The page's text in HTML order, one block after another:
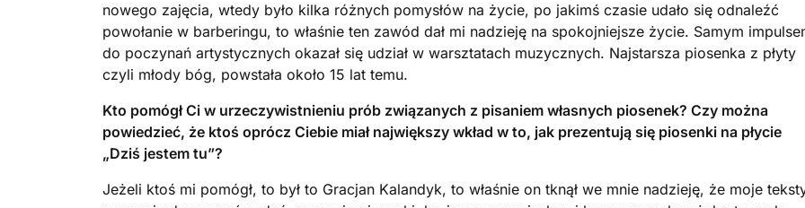
nowego zajęcia, wtedy było kilka różnych pomysłów na życie, po jakimś czasie udało się odnaleźć
powołanie w barberingu, to właśnie ten zawód dał mi nadzieję na spokojniejsze życie. Samym
do poczynań artystycznych okazał się udział w warsztatach muzycznych. Najstarsza piosenka z płyty
czyli młody bóg, powstała około 15 lat temu.
Kto pomógł Ci w urzeczywistnieniu prób związanych z pisaniem własnych piosenek? Czy można
powiedzieć, że ktoś oprócz Ciebie miał największy wkład w to, jak prezentują się piosenki na płycie
„Dziś jestem tu”?
Jeżeli ktoś mi pomógł, to był to Gracjan Kalandyk, to właśnie on tknął we mnie nadzieję, że moje